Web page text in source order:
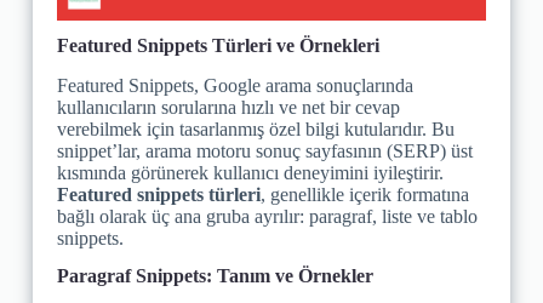
Featured Snippets Türleri ve Örnekleri
Featured Snippets, Google arama sonuçlarında
kullanıcıların sorularına hızlı ve net bir cevap
verebilmek için tasarlanmış özel bilgi kutularıdır. Bu
snippet’lar, arama motoru sonuç sayfasının (SERP) üst
kısmında görünerek kullanıcı deneyimini iyileştirir.
Featured snippets türleri, genellikle içerik formatına
bağlı olarak üç ana gruba ayrılır: paragraf, liste ve tablo
snippets.
Paragraf Snippets: Tanım ve Örnekler